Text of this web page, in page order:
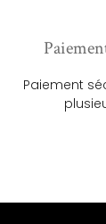
Paiement